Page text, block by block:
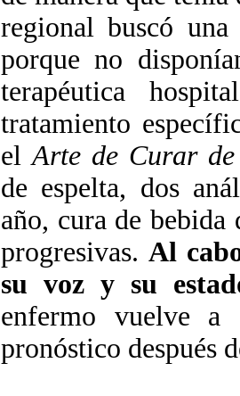
regional buscó
porque no
terapéutica
tratamiento
el Arte de Curar
de espelta, dos
año, cura de
progresivas. Al
su voz y su
enfermo vuelve
pronóstico después